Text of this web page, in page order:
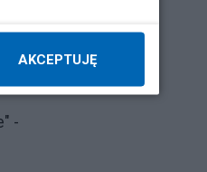
-
AKCEPTUJĘ